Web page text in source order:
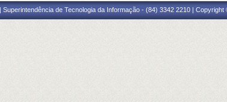
Superintendência de Tecnologia da Informação - (84) 3342 2210 |